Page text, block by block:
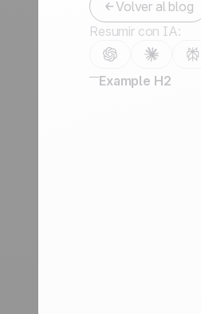
Contáctanos
Hazte partner
Volver al blog
Resumir con IA:
Example H2